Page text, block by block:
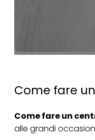
Come fare
Come fare un
alle grandi